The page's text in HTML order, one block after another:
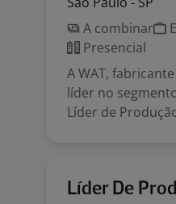
A combinar
Presencial
A WAT,
líder no
Líder de
Líder De